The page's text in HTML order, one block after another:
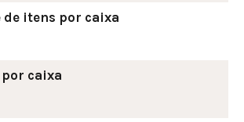
itens por caixa
por caixa